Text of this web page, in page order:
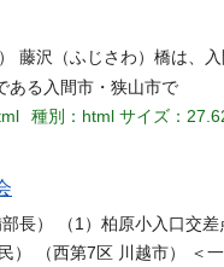
藤沢（ふじさわ）橋は、
ある入間市・狭山市で
種別：html サイズ：
長） （1）柏原小入口交差
） （西第7区 川越市） ＜